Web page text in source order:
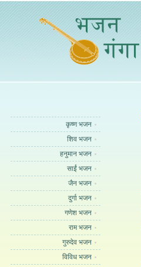
कृष्ण भजन
शिव भजन
हनुमान भजन
साईं भजन
जैन भजन
दुर्गा भजन
गणेश भजन
राम भजन
गुरुदेव भजन
विविध भजन